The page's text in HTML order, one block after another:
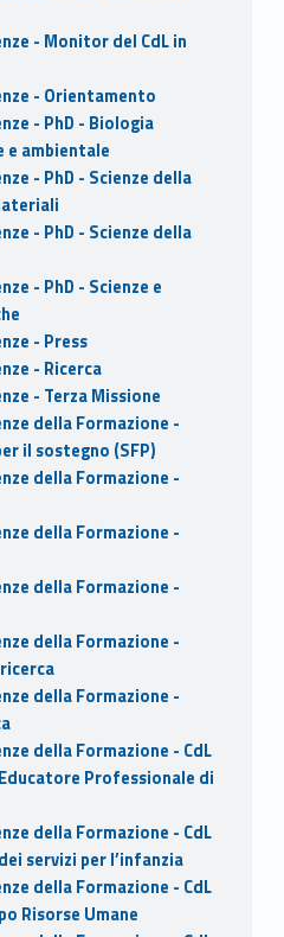
- Monitor del CdL in
- Orientamento
- PhD - Biologia
e ambientale
- PhD - Scienze della
- PhD - Scienze della
- PhD - Scienze e
- Press
- Ricerca
- Terza Missione
della Formazione -
il sostegno (SFP)
della Formazione -
della Formazione -
della Formazione -
della Formazione -
della Formazione -
della Formazione - CdL
Professionale di
della Formazione - CdL
servizi per l’infanzia
della Formazione - CdL
Risorse Umane